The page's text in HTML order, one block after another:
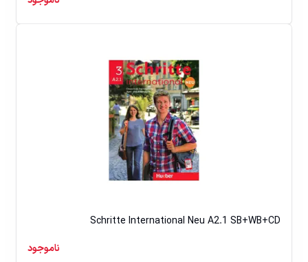
Schritte International Neu A2.1 SB+WB+CD
ناموجود